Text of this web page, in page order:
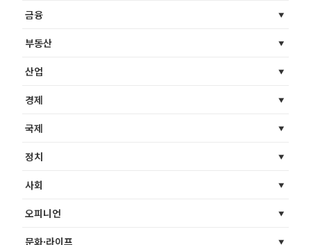
금융
부동산
산업
경제
국제
정치
사회
오피니언
문화·라이프